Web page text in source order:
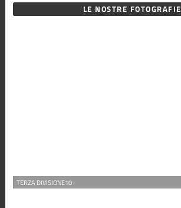
LE NOSTRE FOTOGRAFIE
TERZA DIVISIONE10